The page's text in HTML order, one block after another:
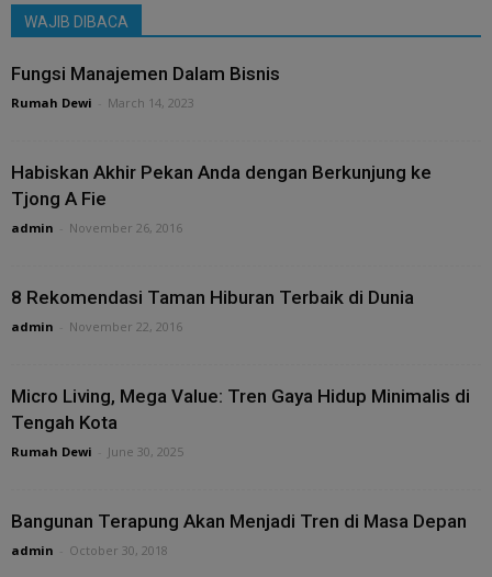
WAJIB DIBACA
Fungsi Manajemen Dalam Bisnis
Rumah Dewi March 14, 2023
Habiskan Akhir Pekan Anda dengan Berkunjung ke
Tjong A Fie
admin November 26, 2016
8 Rekomendasi Taman Hiburan Terbaik di Dunia
admin November 22, 2016
Micro Living, Mega Value: Tren Gaya Hidup Minimalis di
Tengah Kota
Rumah Dewi June 30, 2025
Bangunan Terapung Akan Menjadi Tren di Masa Depan
admin October 30, 2018